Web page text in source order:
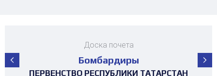
Доска почета
Бомбардиры
ТУРНИР НА ПРИЗЫ ФЕДЕРАЦИИ
ПЕРВЕНСТВО РЕСПУБЛИКИ ТАТАРСТАН
ТУРНИР НА ПРИЗЫ ФЕДЕРАЦИИ
ПЕРВЕНСТВО РЕСПУБЛИКИ ТАТАРСТАН
ПЕРВЕНСТВО РЕСПУБЛИКИ ТАТАРСТАН
ТУРНИР 4х4 ПОСВЯЩЕННЫЙ "ДНЮ
ПЕРВЕНСТВО РЕСПУБЛИКИ ТАТАРСТАН
ПЕРВЕНСТВО РЕСПУБЛИКИ ТАТАРСТАН
ПЕРВЕНСТВО РЕСПУБЛИКИ ТАТАРСТАН
ПЕРВЕНСТВО РЕСПУБЛИКИ ТАТАРСТАН
ТУРНИР НА ПРИЗЫ ФЕДЕРАЦИИ
ПЕРВЕНСТВО РЕСПУБЛИКИ ТАТАРСТАН